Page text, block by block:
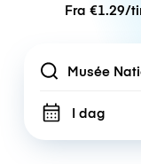
Fra €1.29/
Location
I dag